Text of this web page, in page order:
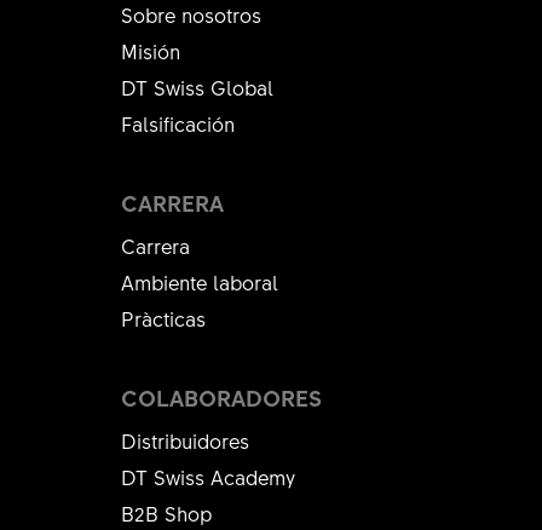
Sobre nosotros
Misión
DT Swiss Global
Falsificación
CARRERA
Carrera
Ambiente laboral
Pràcticas
COLABORADORES
Distribuidores
DT Swiss Academy
B2B Shop